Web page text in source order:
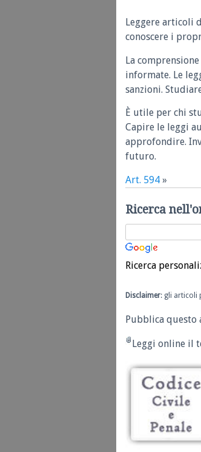
Leggere articoli
conoscere i
La
informate. Le
sanzioni.
È utile per chi
Capire le leggi
approfondire.
futuro.
Art. 594 »
Ricerca
Ricerca
Disclaimer: gli articoli
Pubblica questo
Leggi online il